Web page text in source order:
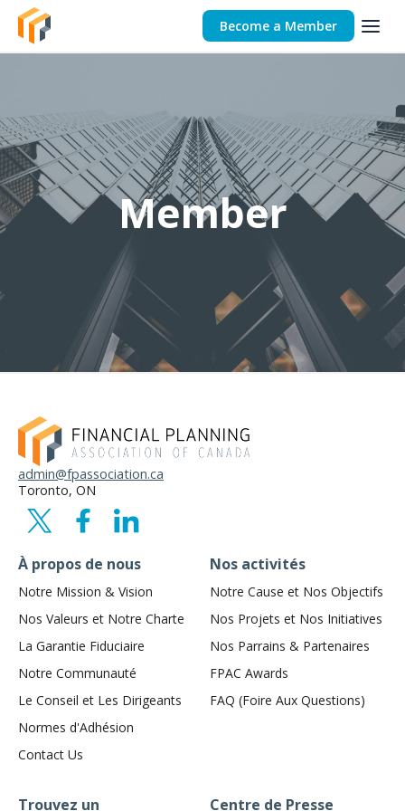
Become a Member
Member
admin@fpassociation.ca
Toronto, ON
À propos de nous
Notre Mission & Vision
Nos Valeurs et Notre Charte
La Garantie Fiduciaire
Notre Communauté
Le Conseil et Les Dirigeants
Normes d'Adhésion
Contact Us
Nos activités
Notre Cause et Nos Objectifs
Nos Projets et Nos Initiatives
Nos Parrains & Partenaires
FPAC Awards
FAQ (Foire Aux Questions)
Trouvez un Centre de Presse